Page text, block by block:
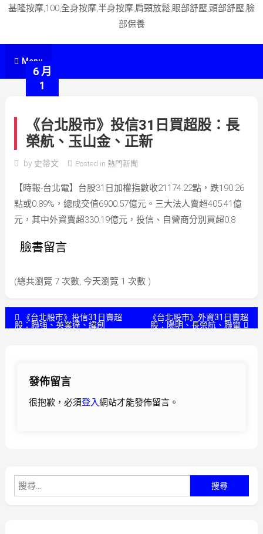
基隆按摩,100,全身按摩,半身按摩,肩頸放鬆,眼部舒壓,頭部舒壓,臉
部保養
Menu
6 月
1
《台北股市》投信31日買超股：長
榮航、玉山金、正新
by 史蒂文 Posted in 熱門新聞
【時報-台北電】台股31日加權指數收21174.22點，跌190.26
點或0.89%，總成交值6900.57億元。三大法人賣超405.41億
元，其中外資賣超330.19億元，投信、自營商分別買超0.8
臉書留言
(總共瀏覽 7 次數, 今天瀏覽 1 次數 )
文 《台北股市》投信31日賣超
股：聯強、英業達、緯創
《台北股市》外資31日賣超
股：陽明、長榮航、聯電
發佈留言
很抱歉，必須登入網站才能發佈留言。
尋